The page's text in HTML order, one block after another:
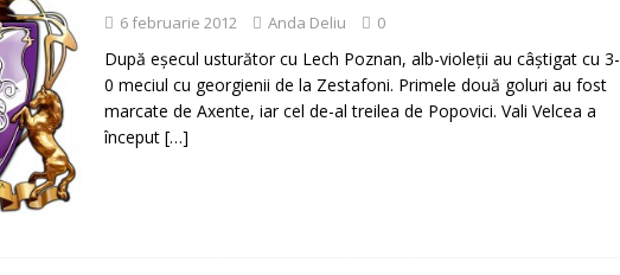
[ 5 august 2026 ]
6 februarie 2012 Anda Deliu 0
După eşecul usturător cu Lech Poznan, alb-violeţii au câştigat cu 3-
0 meciul cu georgienii de la Zestafoni. Primele două goluri au fost
marcate de Axente, iar cel de-al treilea de Popovici. Vali Velcea a
început […]